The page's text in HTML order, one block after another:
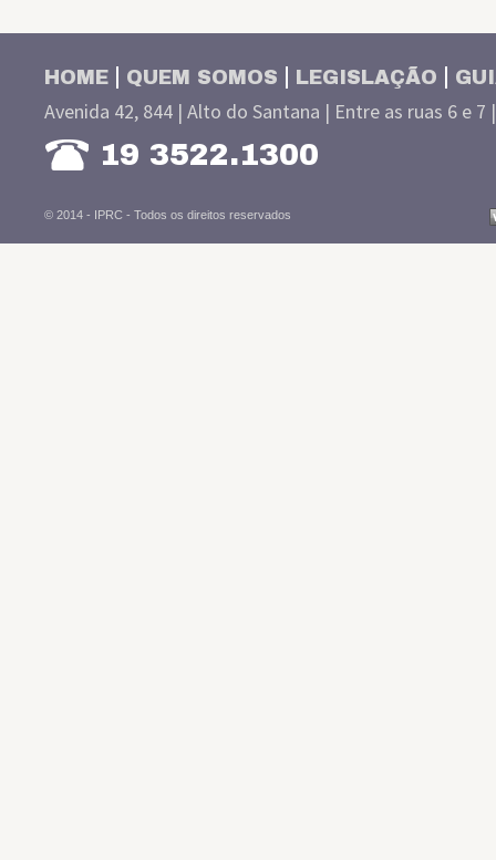
HOME QUEM SOMOS LEGISLAÇÃO
Avenida 42, 844 | Alto do Santana | Entre as ruas 6 e 7
19 3522.1300
© 2014 - IPRC - Todos os direitos reservados